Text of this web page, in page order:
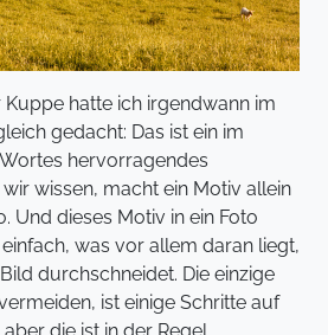
Kuppe hatte ich irgendwann im
gedacht: Das ist ein im
hervorragendes
wissen, macht ein Motiv allein
Und dieses Motiv in ein Foto
was vor allem daran liegt,
durchschneidet. Die einzige
ist einige Schritte auf